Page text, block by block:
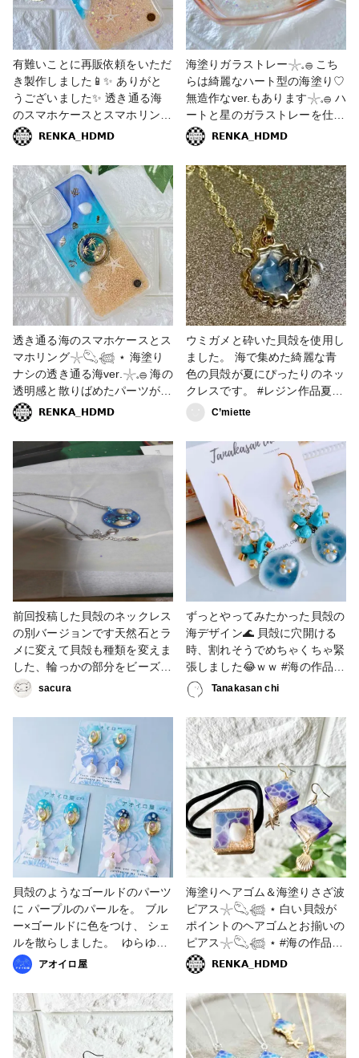
有難いことに再販依頼をいただ
き製作しました📱✨ ありがと
うございました✨ 透き通る海
のスマホケースとスマホリング
𓇼𓆡𓆉 ⋆ 名入りスマホリン
グも人気です✨ 今は新カラー
でのオーダー品の製作中✨ ど
んな仕上がりになるか楽しみ
♬*° #Cレジンコース #投稿プ
レゼントキャンペーン #スマホ
アクセ #小物・雑貨 #レジン #
レジン雑貨 #スマホケース #ス
マホリング #レジンエキスパー
ト講座認定講師 #海 #透き通る
海 #名入り #オーダー品 #再販
依頼 #iPhoneケース #青 #ブル
ー #ネイビー #ネイビーブルー
#貝殻 #ヒトデ #星の砂 #パー
ムツリー #ヤシの木 #ホヌ #亀
𝗥𝗘𝗡𝗞𝗔_𝗛𝗗𝗠𝗗
海塗りガラストレー𓇼𓈒𓐍 こち
らは綺麗なハート型の海塗り♡
無造作なver.もあります𓇼𓈒𓐍 ハ
ートと星のガラストレーを仕入
れ中なので 海塗りシリーズと
夜空宇宙シリーズで作る予定で
す✨ #Cレジンコース #投稿プ
レゼントキャンペーン #販売中
#小物・雑貨 #レジン #レジン
雑貨 #レジンエキスパート講座
認定講師 #海 #海塗り #海塗り
レジン #オレンジ #ピンク #貝
殻 #ハート #ガラストレー #ガ
ラスのお皿
𝗥𝗘𝗡𝗞𝗔_𝗛𝗗𝗠𝗗
透き通る海のスマホケースとス
マホリング𓇼𓆡𓆉 ⋆ 海塗り
ナシの透き通る海ver.𓇼𓈒𓐍 海の
透明感と散りばめたパーツがと
ても可愛い𓇼𓈒𓐍𓈒𓂂𓏸 パームツリ
ーのスマホリングもとても可愛
く仕上がって大満足です🌴 オ
ーダー誠にありがとうございま
雑貨 #レジン #レジン雑貨 #レ
ジンエキスパート講座認定講師
#スマホケース #透き通る海 #
シゴ #亀 #ホヌ #オーダー品
𝗥𝗘𝗡𝗞𝗔_𝗛𝗗𝗠𝗗
ウミガメと砕いた貝殻を使用し
ました。 海で集めた綺麗な青
色の貝殻が夏にぴったりのネッ
クレスです。 #レジン作品夏の
コンテスト #レジン #レジン作
品コンテスト #ウミガメ #貝殻
#カメ #ネックレス
C’miette
前回投稿した貝殻のネックレス
の別バージョンです天然石とラ
メに変えて貝殻も種類を変えま
した、輪っかの部分をビーズに
変えてみたらより涼し気に感じ
て満足です。 #ネックレス #レ
ジン #貝殻
sacura
ずっとやってみたかった貝殻の
海デザイン🌊 貝殻に穴開ける
時、割れそうでめちゃくちゃ緊
張しました😂ｗｗ #海の作品コ
ンテスト2022 #アクセサリー
部 #ピアス #UVレジン #貝殻 #
たなかさんち
Tanakasan chi
⁡貝殻のような⁡ゴールドのパーツ
に⁡ ⁡パープルのパールを。⁡ ⁡ブル
ー×ゴールドに色をつけ、⁡ ⁡シェ
ルを散らしました。⁡ ⁡⁡ ⁡ゆらゆら
ゆれるフラワービーズと⁡ ⁡大ぶ
りのパールが可愛い⁡ ⁡海や水族
館につけていきたい⁡ ⁡爽やかな
ピアスです。⁡ #海の作品コンテ
スト2022 #アクセサリー部 #ピ
アス #イヤリング #販売中 #海
アオイロ屋
海塗りヘアゴム＆海塗りさざ波
ピアス𓇼𓆡𓆉 ⋆ 白い貝殻が
ポイントのヘアゴムとお揃いの
ピアス𓇼𓆡𓆉 ⋆ #海の作品コ
ンテスト2022 #アクセサリー
部 #販売中 #ピアス #ヘアアク
セサリー #レジン #レジンアク
セサリー #海 #海塗り #海塗り
レジン #青 #ブルー #さざ波 #
さざ波レジン #ヘアゴム #ピア
𝗥𝗘𝗡𝗞𝗔_𝗛𝗗𝗠𝗗